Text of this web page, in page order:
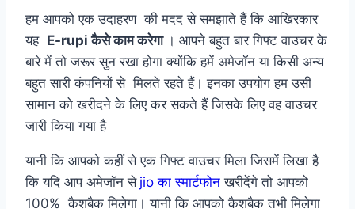
हम आपको एक उदाहरण की मदद से समझाते हैं कि आखिरकार
यह E-rupi कैसे काम करेगा । आपने बहुत बार गिफ्ट वाउचर के
बारे में तो जरूर सुन रखा होगा क्योंकि हमें अमेजॉन या किसी अन्य
बहुत सारी कंपनियों से मिलते रहते हैं। इनका उपयोग हम उसी
सामान को खरीदने के लिए कर सकते हैं जिसके लिए वह वाउचर
जारी किया गया है
यानी कि आपको कहीं से एक गिफ्ट वाउचर मिला जिसमें लिखा है
कि यदि आप अमेजॉन से jio का स्मार्टफोनखरीदेंगे तो आपको
100% कैशबैक मिलेगा। यानी कि आपको कैशबैक तभी मिलेगा